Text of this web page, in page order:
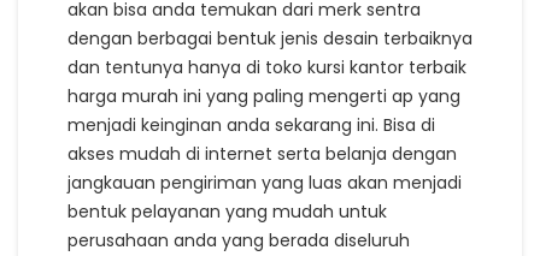
akan bisa anda temukan dari merk sentra
dengan berbagai bentuk jenis desain terbaiknya
dan tentunya hanya di toko kursi kantor terbaik
harga murah ini yang paling mengerti ap yang
menjadi keinginan anda sekarang ini. Bisa di
akses mudah di internet serta belanja dengan
jangkauan pengiriman yang luas akan menjadi
bentuk pelayanan yang mudah untuk
perusahaan anda yang berada diseluruh